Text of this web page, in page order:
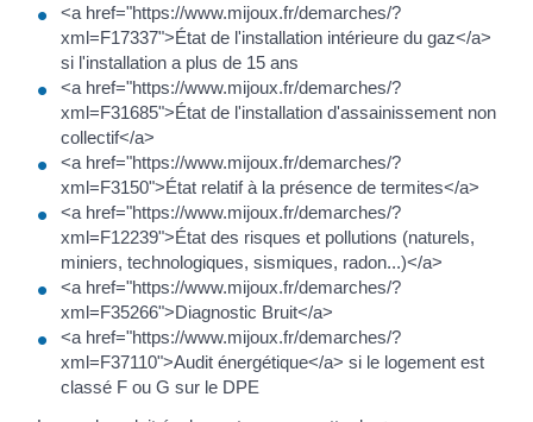
<a href="https://www.mijoux.fr/demarches/?
xml=F17337">État de l'installation intérieure du gaz</a>
si l'installation a plus de 15 ans
<a href="https://www.mijoux.fr/demarches/?
xml=F31685">État de l'installation d'assainissement non
collectif</a>
<a href="https://www.mijoux.fr/demarches/?
xml=F3150">État relatif à la présence de termites</a>
<a href="https://www.mijoux.fr/demarches/?
xml=F12239">État des risques et pollutions (naturels,
miniers, technologiques, sismiques, radon...)</a>
<a href="https://www.mijoux.fr/demarches/?
xml=F35266">Diagnostic Bruit</a>
<a href="https://www.mijoux.fr/demarches/?
xml=F37110">Audit énergétique</a> si le logement est
classé F ou G sur le DPE